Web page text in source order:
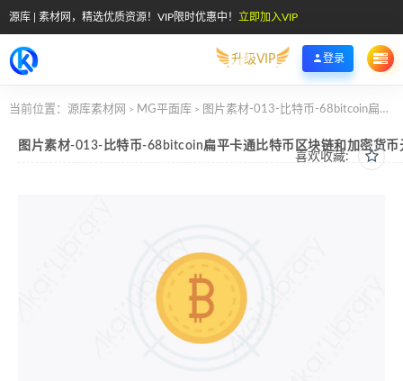
源库 | 素材网，精选优质资源！VIP限时优惠中！ 立即加入VIP
升级VIP 登录
当前位置： 源库素材网 > MG平面库 > 图片素材-013-比特币-68bitcoin扁平卡通比特币区块链和加密货币元素图标
喜欢收藏:
图片素材-013-比特币-68bitcoin扁平卡通比特币区块链和加密货币